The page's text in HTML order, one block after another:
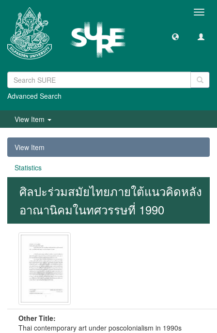
Advanced Search
View Item
View Item
Statistics
ศิลปะร่วมสมัยไทยภายใต้แนวคิดหลัง
อาณานิคมในทศวรรษที่ 1990
Other Title:
Thai contemporary art under poscolonialism in 1990s